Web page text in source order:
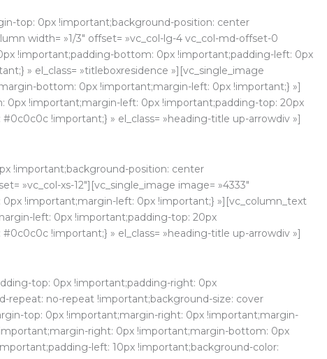
top: 0px !important;background-position: center
width= »1/3″ offset= »vc_col-lg-4 vc_col-md-offset-0
!important;padding-bottom: 0px !important;padding-left: 0px
» el_class= »titleboxresidence »][vc_single_image
bottom: 0px !important;margin-left: 0px !important;} »]
0px !important;margin-left: 0px !important;padding-top: 20px
!important;} » el_class= »heading-title up-arrowdiv »]
!important;background-position: center
»vc_col-xs-12″][vc_single_image image= »4333″
!important;margin-left: 0px !important;} »][vc_column_text
left: 0px !important;padding-top: 20px
!important;} » el_class= »heading-title up-arrowdiv »]
top: 0px !important;padding-right: 0px
no-repeat !important;background-size: cover
top: 0px !important;margin-right: 0px !important;margin-
right: 0px !important;margin-bottom: 0px
left: 10px !important;background-color: